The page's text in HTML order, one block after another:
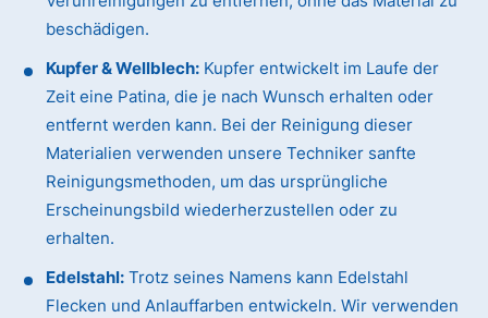
beschädigen.
Kupfer & Wellblech: Kupfer entwickelt im Laufe der
Zeit eine Patina, die je nach Wunsch erhalten oder
entfernt werden kann. Bei der Reinigung dieser
Materialien verwenden unsere Techniker sanfte
Reinigungsmethoden, um das ursprüngliche
Erscheinungsbild wiederherzustellen oder zu
erhalten.
Edelstahl: Trotz seines Namens kann Edelstahl
Flecken und Anlauffarben entwickeln. Wir verwenden